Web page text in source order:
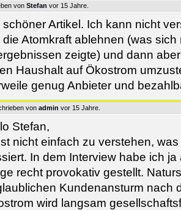
von Stefan vor 15 Jahre.
schöner Artikel. Ich kann nicht
die Atomkraft ablehnen (was
zeigte) und dann
Haushalt auf Ökostrom
genug Anbieter und
von admin vor 15 Jahre.
Stefan,
nicht einfach zu verstehen,
In dem Interview habe ich
recht provokativ gestellt.
Kundenansturm nach
wird langsam